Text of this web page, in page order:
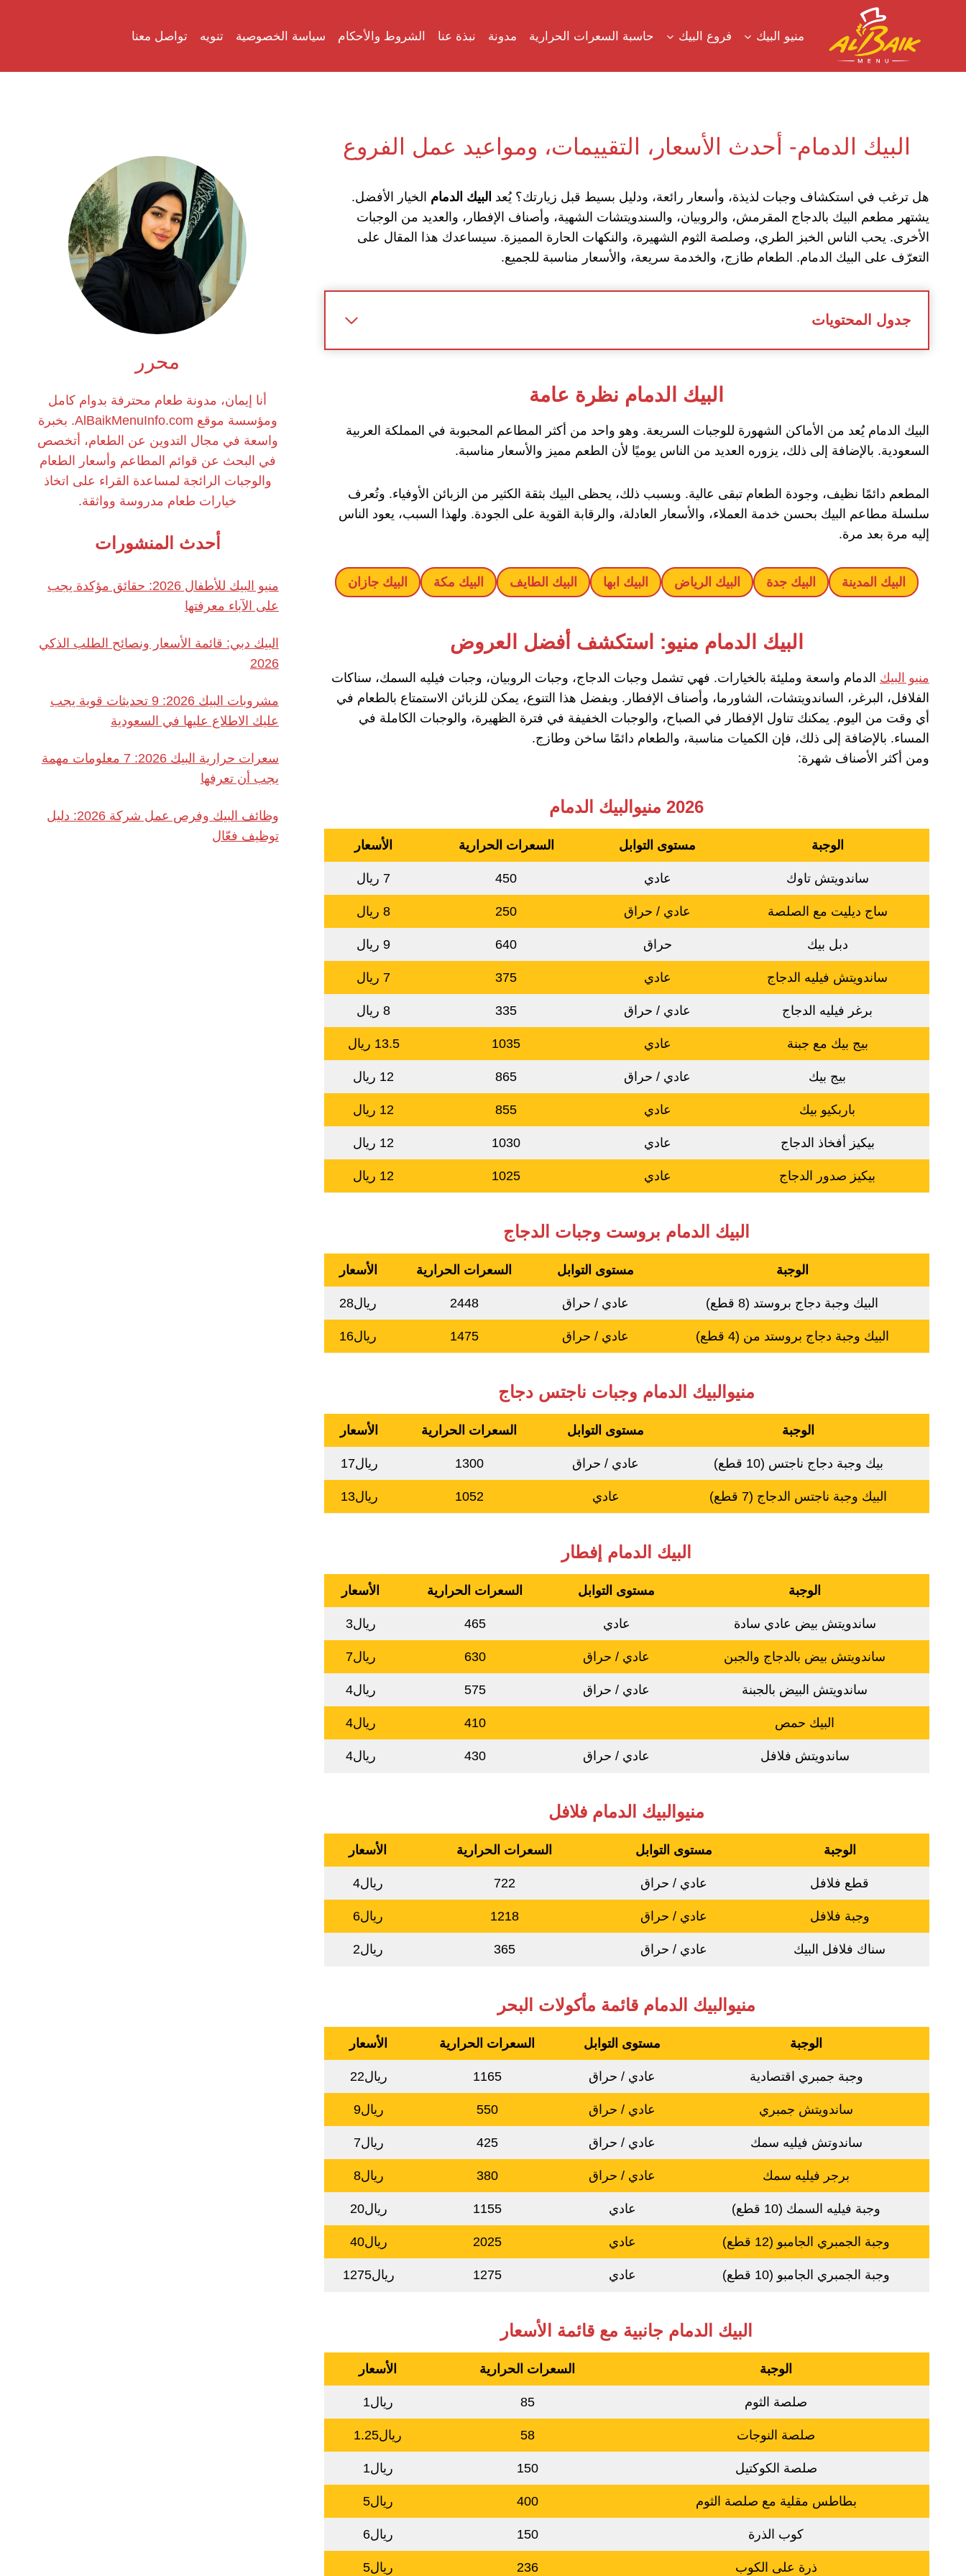
منيو البيك فروع البيك حاسبة السعرات الحرارية مدونة نبذة عنا الشروط والأحكام سياسة الخصوصية تنويه تواصل معنا
البيك الدمام- أحدث الأسعار، التقييمات، ومواعيد عمل الفروع
هل ترغب في استكشاف وجبات لذيذة، وأسعار رائعة، ودليل بسيط قبل زيارتك؟ يُعد البيك الدمام الخيار الأفضل.
يشتهر مطعم البيك بالدجاج المقرمش، والروبيان، والسندويتشات الشهية، وأصناف الإفطار، والعديد من الوجبات
الأخرى. يحب الناس الخبز الطري، وصلصة الثوم الشهيرة، والنكهات الحارة المميزة. سيساعدك هذا المقال على
التعرّف على البيك الدمام. الطعام طازج، والخدمة سريعة، والأسعار مناسبة للجميع.
جدول المحتويات
البيك الدمام نظرة عامة
البيك الدمام يُعد من الأماكن الشهورة للوجبات السريعة. وهو واحد من أكثر المطاعم المحبوبة في المملكة العربية
السعودية. بالإضافة إلى ذلك، يزوره العديد من الناس يوميًا لأن الطعم مميز والأسعار مناسبة.
المطعم دائمًا نظيف، وجودة الطعام تبقى عالية. وبسبب ذلك، يحظى البيك بثقة الكثير من الزبائن الأوفياء. وتُعرف
سلسلة مطاعم البيك بحسن خدمة العملاء، والأسعار العادلة، والرقابة القوية على الجودة. ولهذا السبب، يعود الناس
إليه مرة بعد مرة.
البيك المدينة البيك جدة البيك الرياض البيك ابها البيك الطايف البيك مكة البيك جازان
البيك الدمام منيو: استكشف أفضل العروض
منيو البيك الدمام واسعة ومليئة بالخيارات. فهي تشمل وجبات الدجاج، وجبات الروبيان، وجبات فيليه السمك، سناكات
الفلافل، البرغر، الساندويتشات، الشاورما، وأصناف الإفطار. وبفضل هذا التنوع، يمكن للزبائن الاستمتاع بالطعام في
أي وقت من اليوم. يمكنك تناول الإفطار في الصباح، والوجبات الخفيفة في فترة الظهيرة، والوجبات الكاملة في
المساء. بالإضافة إلى ذلك، فإن الكميات مناسبة، والطعام دائمًا ساخن وطازج.
ومن أكثر الأصناف شهرة:
2026 منيوالبيك الدمام
الوجبة مستوى التوابل السعرات الحرارية الأسعار
ساندويتش تاوك عادي 450 7 ريال
ساج ديليت مع الصلصة عادي / حراق 250 8 ريال
دبل بيك حراق 640 9 ريال
ساندويتش فيليه الدجاج عادي 375 7 ريال
برغر فيليه الدجاج عادي / حراق 335 8 ريال
بيج بيك مع جبنة عادي 1035 13.5 ريال
بيج بيك عادي / حراق 865 12 ريال
باربكيو بيك عادي 855 12 ريال
بيكيز أفخاذ الدجاج عادي 1030 12 ريال
بيكيز صدور الدجاج عادي 1025 12 ريال
البيك الدمام بروست وجبات الدجاج
الوجبة مستوى التوابل السعرات الحرارية الأسعار
البيك وجبة دجاج بروستد (8 قطع) عادي / حراق 2448 ريال28
البيك وجبة دجاج بروستد من (4 قطع) عادي / حراق 1475 ريال16
منيوالبيك الدمام وجبات ناجتس دجاج
الوجبة مستوى التوابل السعرات الحرارية الأسعار
بيك وجبة دجاج ناجتس (10 قطع) عادي / حراق 1300 ريال17
البيك وجبة ناجتس الدجاج (7 قطع) عادي 1052 ريال13
البيك الدمام إفطار
الوجبة مستوى التوابل السعرات الحرارية الأسعار
ساندويتش بيض عادي سادة عادي 465 ريال3
ساندويتش بيض بالدجاج والجبن عادي / حراق 630 ريال7
ساندويتش البيض بالجبنة عادي / حراق 575 ريال4
البيك حمص 410 ريال4
ساندويتش فلافل عادي / حراق 430 ريال4
منيوالبيك الدمام فلافل
الوجبة مستوى التوابل السعرات الحرارية الأسعار
قطع فلافل عادي / حراق 722 ريال4
وجبة فلافل عادي / حراق 1218 ريال6
سناك فلافل البيك عادي / حراق 365 ريال2
منيوالبيك الدمام قائمة مأكولات البحر
الوجبة مستوى التوابل السعرات الحرارية الأسعار
وجبة جمبري اقتصادية عادي / حراق 1165 ريال22
ساندويتش جمبري عادي / حراق 550 ريال9
ساندوتش فيليه سمك عادي / حراق 425 ريال7
برجر فيليه سمك عادي / حراق 380 ريال8
وجبة فيليه السمك (10 قطع) عادي 1155 ريال20
وجبة الجمبري الجامبو (12 قطع) عادي 2025 ريال40
وجبة الجمبري الجامبو (10 قطع) عادي 1275 ريال1275
البيك الدمام جانبية مع قائمة الأسعار
الوجبة السعرات الحرارية الأسعار
صلصة الثوم 85 ريال1
صلصة النوجات 58 ريال1.25
صلصة الكوكتيل 150 ريال1
بطاطس مقلية مع صلصة الثوم 400 ريال5
كوب الذرة 150 ريال6
ذرة على الكوب 236 ريال5
محرر
أنا إيمان، مدونة طعام محترفة بدوام كامل
ومؤسسة موقع AlBaikMenuInfo.com. بخبرة
واسعة في مجال التدوين عن الطعام، أتخصص
في البحث عن قوائم المطاعم وأسعار الطعام
والوجبات الرائجة لمساعدة القراء على اتخاذ
خيارات طعام مدروسة وواثقة.
أحدث المنشورات
منيو البيك للأطفال 2026: حقائق مؤكدة يجب
على الآباء معرفتها
البيك دبي: قائمة الأسعار ونصائح الطلب الذكي
2026
مشروبات البيك 2026: 9 تحديثات قوية يجب
عليك الاطلاع عليها في السعودية
سعرات حرارية البيك 2026: 7 معلومات مهمة
يجب أن تعرفها
وظائف البيك وفرص عمل شركة 2026: دليل
توظيف فعّال